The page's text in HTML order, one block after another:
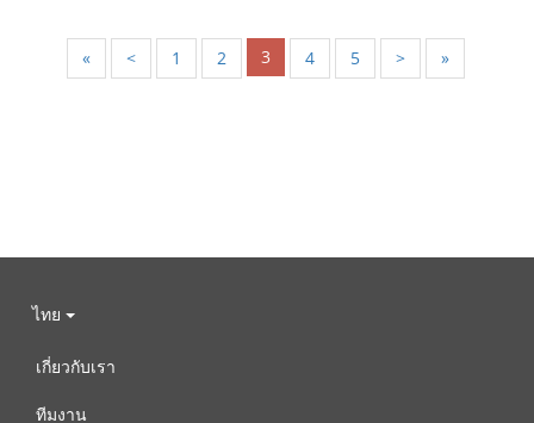
« < 1 2 3 4 5 > »
ไทย
เกี่ยวกับเรา
ทีมงาน